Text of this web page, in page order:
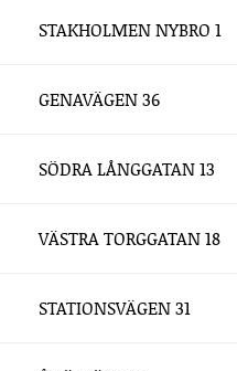
STAKHOLMEN NYBRO 1
GENAVÄGEN 36
SÖDRA LÅNGGATAN 13
VÄSTRA TORGGATAN 18
STATIONSVÄGEN 31